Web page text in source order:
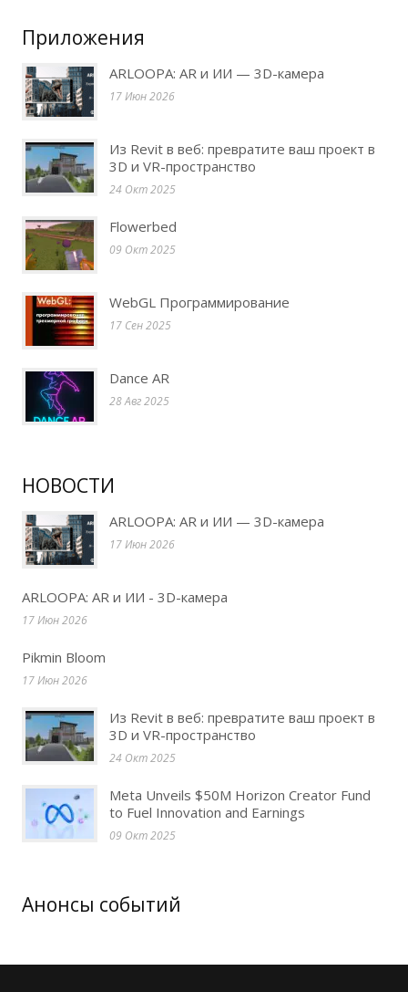
Приложения
ARLOOPA: AR и ИИ — 3D-камера
17 Июн 2026
Из Revit в веб: превратите ваш проект в
3D и VR-пространство
24 Окт 2025
Flowerbed
09 Окт 2025
WebGL Программирование
17 Сен 2025
Dance AR
28 Авг 2025
НОВОСТИ
ARLOOPA: AR и ИИ — 3D-камера
17 Июн 2026
ARLOOPA: AR и ИИ - 3D-камера
17 Июн 2026
Pikmin Bloom
17 Июн 2026
Из Revit в веб: превратите ваш проект в
3D и VR-пространство
24 Окт 2025
Meta Unveils $50M Horizon Creator Fund
to Fuel Innovation and Earnings
09 Окт 2025
Анонсы событий